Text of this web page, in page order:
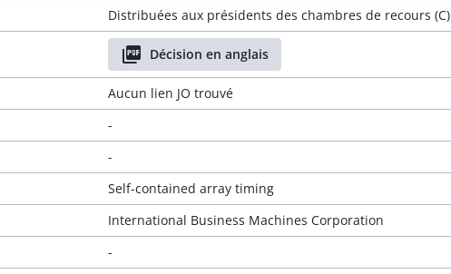
Distribuées aux présidents des chambres de recours (C)
Décision en anglais
Aucun lien JO trouvé
-
-
Self-contained array timing
International Business Machines Corporation
-